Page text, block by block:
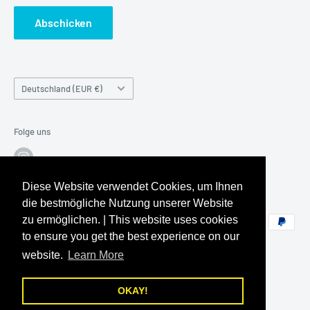
Diese Website verwendet Cookies, um Ihnen
die bestmögliche Nutzung unserer Website
zu ermöglichen. | This website uses cookies
to ensure you get the best experience on our
website.
Learn More
OKAY!
Per Telefon Montag-Freitag 10-17 Uhr & Samstag 10:00-
14:00
Cookie-Einstellungen
Information zu Artikel mit beschädigter Verpackung (DAP)
Abschicken
Land/Region
Deutschland (EUR €)
Folge uns
Wir akzeptieren